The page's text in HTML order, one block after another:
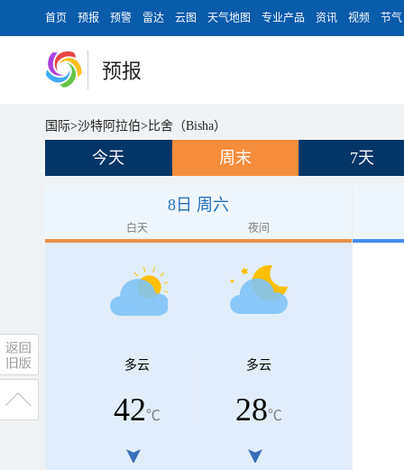
首页 预报 预警 雷达 云图 天气地图 专业产品 资讯 视频 节气
预报
国际>沙特阿拉伯> 比舍（Bisha）
今天 周末 7天
8日 周六
白天 夜间
多云
42℃
多云
28℃